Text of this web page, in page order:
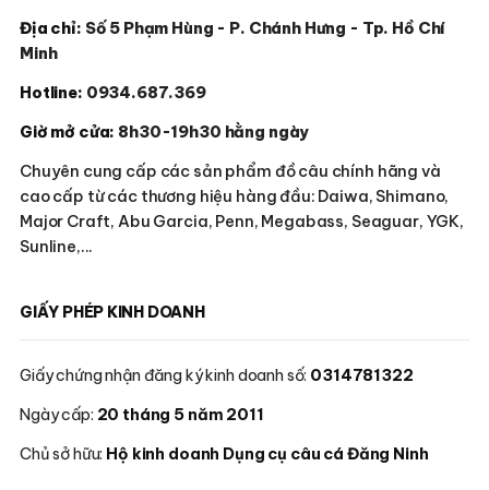
Địa chỉ: Số 5 Phạm Hùng - P. Chánh Hưng - Tp. Hồ Chí
Minh
Hotline: 0934.687.369
Giờ mở cửa: 8h30-19h30 hằng ngày
Chuyên cung cấp các sản phẩm đồ câu chính hãng và
cao cấp từ các thương hiệu hàng đầu: Daiwa, Shimano,
Major Craft, Abu Garcia, Penn, Megabass, Seaguar, YGK,
Sunline,...
GIẤY PHÉP KINH DOANH
Giấy chứng nhận đăng ký kinh doanh số: 0314781322
Ngày cấp: 20 tháng 5 năm 2011
Chủ sở hữu: Hộ kinh doanh Dụng cụ câu cá Đăng Ninh